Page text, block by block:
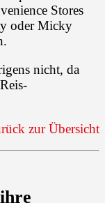
Stores
oder Micky
nicht, da
zur Übersicht